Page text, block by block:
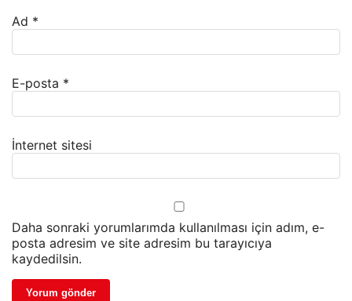
Ad *
E-posta *
İnternet sitesi
Daha sonraki yorumlarımda kullanılması için adım, e-
posta adresim ve site adresim bu tarayıcıya
kaydedilsin.